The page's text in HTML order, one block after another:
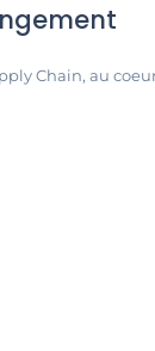
Chain, au